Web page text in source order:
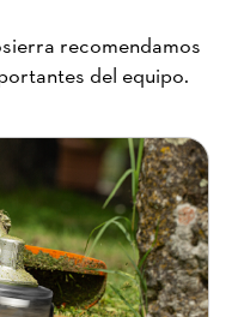
recomendamos
del equipo.